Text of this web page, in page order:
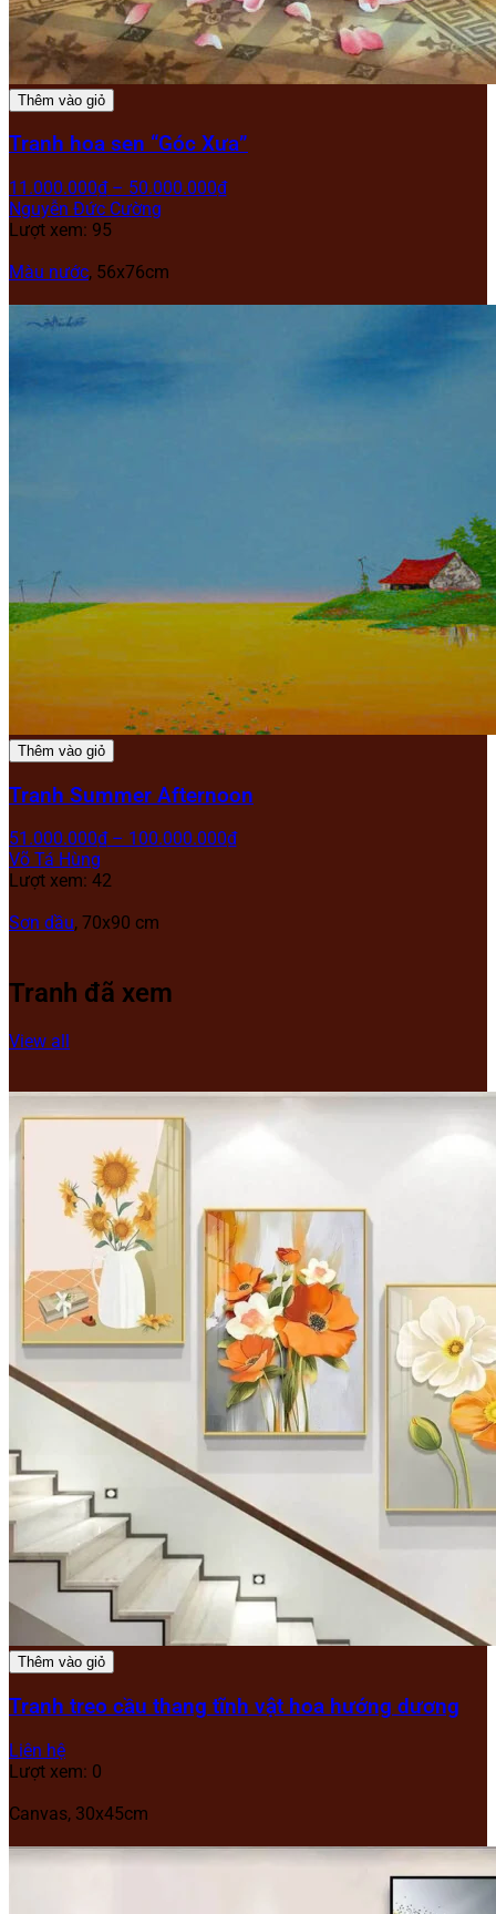
Thêm vào giỏ
Tranh hoa sen “Góc Xưa”
11.000.000₫ – 50.000.000₫
Nguyễn Đức Cường
Lượt xem: 95
Màu nước, 56x76cm
Thêm vào giỏ
Tranh Summer Afternoon
51.000.000₫ – 100.000.000₫
Võ Tá Hùng
Lượt xem: 42
Sơn dầu, 70x90 cm
Tranh đã xem
View all
Thêm vào giỏ
Tranh treo cầu thang tĩnh vật hoa hướng dương
Liên hệ
Lượt xem: 0
Canvas, 30x45cm